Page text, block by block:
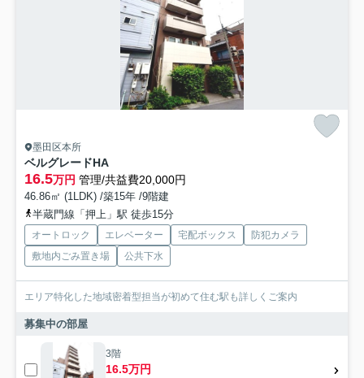
墨田区本所
ベルグレードHA
16.5万円 管理/共益費20,000円
46.86㎡ (1LDK) /築15年 /9階建
半蔵門線「押上」駅 徒歩15分
オートロック エレベーター 宅配ボックス
防犯カメラ
敷地内ごみ置き場
公共下水
エリア特化した地域密着型担当が初めて住む駅も詳しくご案内
募集中の部屋
3階
16.5万円